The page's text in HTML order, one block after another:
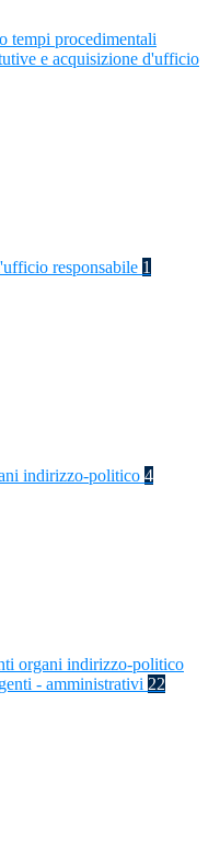
tempi procedimentali
e acquisizione d'ufficio
responsabile 1
indirizzo-politico 4
organi indirizzo-politico
- amministrativi 22